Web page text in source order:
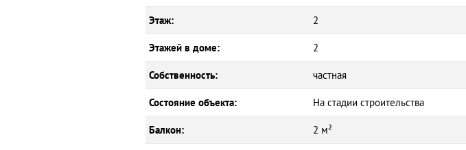
Этаж: 2
Этажей в доме: 2
Собственность: частная
Состояние объекта: На стадии строительства
Балкон: 2 м²